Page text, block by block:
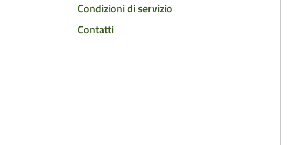
Condizioni di servizio
Contatti